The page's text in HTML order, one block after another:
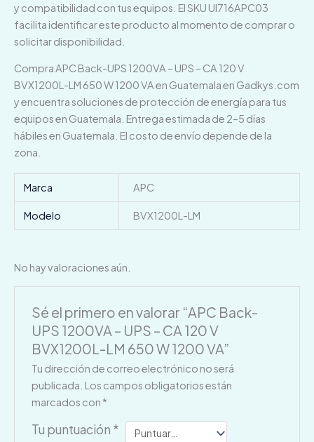
y compatibilidad con tus equipos. El SKU UI716APC03
facilita identificar este producto al momento de comprar o
solicitar disponibilidad.
Compra APC Back-UPS 1200VA – UPS – CA 120 V
BVX1200L-LM 650 W 1200 VA en Guatemala en Gadkys.com
y encuentra soluciones de protección de energía para tus
equipos en Guatemala. Entrega estimada de 2–5 días
hábiles en Guatemala. El costo de envío depende de la
zona.
Marca APC
Modelo BVX1200L-LM
No hay valoraciones aún.
Sé el primero en valorar “APC Back-
UPS 1200VA – UPS – CA 120 V
BVX1200L-LM 650 W 1200 VA”
Tu dirección de correo electrónico no será
publicada. Los campos obligatorios están
marcados con *
Tu puntuación *